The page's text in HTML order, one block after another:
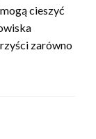
cieszyć
zarówno